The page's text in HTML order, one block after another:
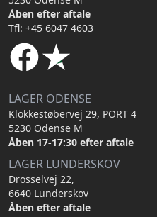
Åben efter aftale
Tfl: +45 6047 4603
LAGER ODENSE
Klokkestøbervej 29, PORT 4
5230 Odense M
Åben 17-17:30 efter aftale
LAGER LUNDERSKOV
Drosselvej 22,
6640 Lunderskov
Åben efter aftale